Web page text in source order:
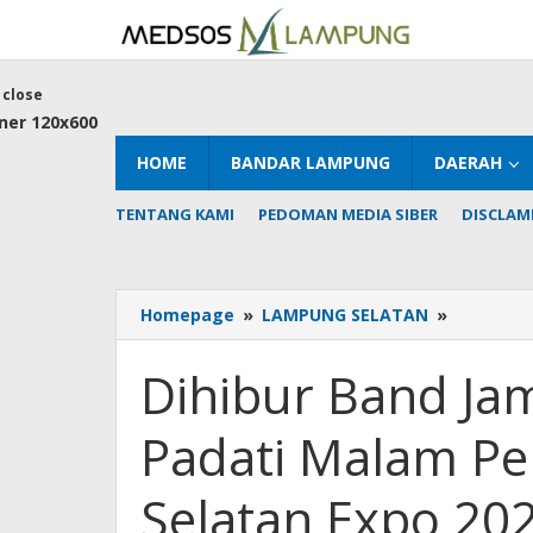
content
HOME BANDAR LAMPUNG DAERAH
TENTANG KAMI PEDOMAN MEDIA SIBER
close
Homepage » LAMPUNG SELATAN »
Band
Ribuan
Orang
Padati
Malam
Lampung
Dihibur Band
Padati Malam
Selatan Expo